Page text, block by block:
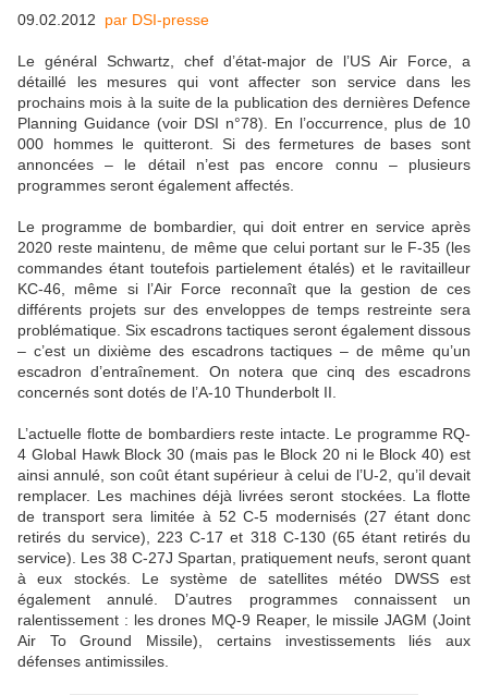
09.02.2012 par DSI-presse
Le général Schwartz, chef d’état-major de l’US Air Force, a
détaillé les mesures qui vont affecter son service dans les
prochains mois à la suite de la publication des dernières Defence
Planning Guidance (voir DSI n°78). En l’occurrence, plus de 10
000 hommes le quitteront. Si des fermetures de bases sont
annoncées – le détail n’est pas encore connu – plusieurs
programmes seront également affectés.
Le programme de bombardier, qui doit entrer en service après
2020 reste maintenu, de même que celui portant sur le F-35 (les
commandes étant toutefois partielement étalés) et le ravitailleur
KC-46, même si l’Air Force reconnaît que la gestion de ces
différents projets sur des enveloppes de temps restreinte sera
problématique. Six escadrons tactiques seront également dissous
– c’est un dixième des escadrons tactiques – de même qu’un
escadron d’entraînement. On notera que cinq des escadrons
concernés sont dotés de l’A-10 Thunderbolt II.
L’actuelle flotte de bombardiers reste intacte. Le programme RQ-
4 Global Hawk Block 30 (mais pas le Block 20 ni le Block 40) est
ainsi annulé, son coût étant supérieur à celui de l’U-2, qu’il devait
remplacer. Les machines déjà livrées seront stockées. La flotte
de transport sera limitée à 52 C-5 modernisés (27 étant donc
retirés du service), 223 C-17 et 318 C-130 (65 étant retirés du
service). Les 38 C-27J Spartan, pratiquement neufs, seront quant
à eux stockés. Le système de satellites météo DWSS est
également annulé. D’autres programmes connaissent un
ralentissement : les drones MQ-9 Reaper, le missile JAGM (Joint
Air To Ground Missile), certains investissements liés aux
défenses antimissiles.